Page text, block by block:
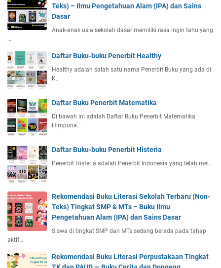
Teks) – Ilmu Pengetahuan Alam (IPA) dan Sains
Dasar
Anak-anak usia sekolah dasar memiliki rasa ingin tahu yang
…
Daftar Buku-buku Penerbit Healthy
Healthy adalah salah satu nama Penerbit Buku yang ada di
K…
Daftar Buku Penerbit Matematika
Di bawah ini adalah Daftar Buku Penerbit Matematika
Himpuna…
Daftar Buku-buku Penerbit Histeria
Penerbit Histeria adalah Penerbit Indonesia yang telah mel…
Rekomendasi Buku Literasi Sekolah Terbaru (Non-
Teks) Tingkat SMP & MTs – Buku Ilmu
Pengetahuan Alam (IPA) dan Sains Dasar
Siswa di tingkat SMP dan MTs sedang berada pada tahap
aktif…
Rekomendasi Buku Literasi Perpustakaan Tingkat